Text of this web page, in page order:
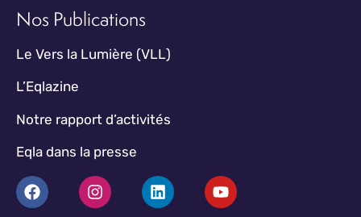
Nos Publications
Le Vers la Lumière (VLL)
L’Eqlazine
Notre rapport d’activités
Eqla dans la presse